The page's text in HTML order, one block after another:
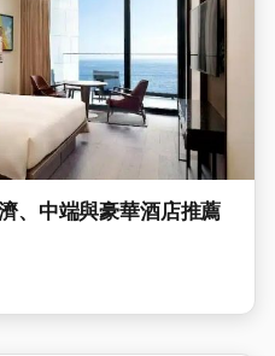
、中端與豪華酒店推薦